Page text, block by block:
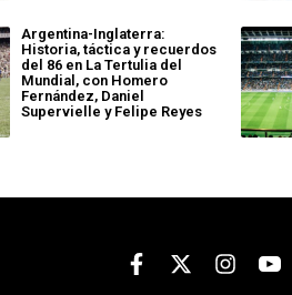
Argentina-Inglaterra:
Historia, táctica y recuerdos
del 86 en La Tertulia del
Mundial, con Homero
Fernández, Daniel
Supervielle y Felipe Reyes